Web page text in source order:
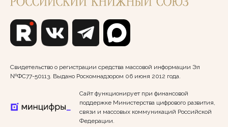
Свидетельство о регистрации средства массовой информации Эл
№ФС77-50113. Выдано Роскомнадзором 06 июня 2012 года.
Сайт функционирует при финансовой
поддержке Министерства цифрового развития,
связи и массовых коммуникаций Российской
Федерации.